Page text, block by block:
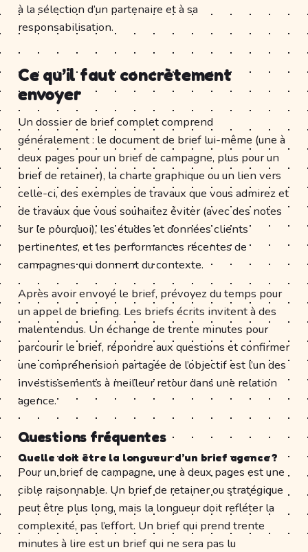
à la sélection d’un partenaire et à sa
responsabilisation.
Ce qu’il faut concrètement
envoyer
Un dossier de brief complet comprend
généralement : le document de brief lui-même (une à
deux pages pour un brief de campagne, plus pour un
brief de retainer), la charte graphique ou un lien vers
celle-ci, des exemples de travaux que vous admirez et
de travaux que vous souhaitez éviter (avec des notes
sur le pourquoi), les études et données clients
pertinentes, et les performances récentes de
campagnes qui donnent du contexte.
Après avoir envoyé le brief, prévoyez du temps pour
un appel de briefing. Les briefs écrits invitent à des
malentendus. Un échange de trente minutes pour
parcourir le brief, répondre aux questions et confirmer
une compréhension partagée de l’objectif est l’un des
investissements à meilleur retour dans une relation
agence.
Questions fréquentes
Quelle doit être la longueur d’un brief agence ?
Pour un brief de campagne, une à deux pages est une
cible raisonnable. Un brief de retainer ou stratégique
peut être plus long, mais la longueur doit refléter la
complexité, pas l’effort. Un brief qui prend trente
minutes à lire est un brief qui ne sera pas lu